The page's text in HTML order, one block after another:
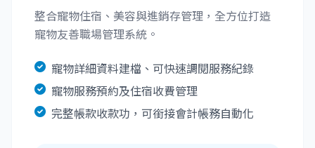
整合寵物住宿、美容與進銷存管理，全方位打造
寵物友善職場管理系統。
寵物詳細資料建檔、可快速調閱服務紀錄
寵物服務預約及住宿收費管理
完整帳款收款功，可銜接會計帳務自動化